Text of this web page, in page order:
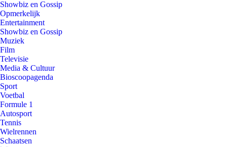
Showbiz en Gossip
Opmerkelijk
Entertainment
Showbiz en Gossip
Muziek
Film
Televisie
Media & Cultuur
Bioscoopagenda
Sport
Voetbal
Formule 1
Autosport
Tennis
Wielrennen
Schaatsen